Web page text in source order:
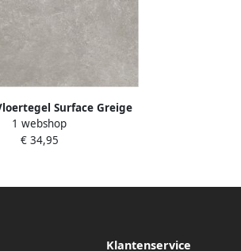
Surface Greige
Gerectificeerd
1 webshop
€ 34,95
Klantenservice